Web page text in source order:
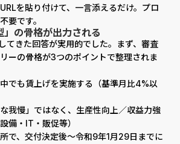
を貼り付けて、一言添えるだけ。プロ
要です。
の骨格が出力される
てきた回答が実用的でした。まず、審査
ーの骨格が3つのポイントで整理されま
でも賃上げを実施する（基準月比4%以
我慢」ではなく、生産性向上／収益力強
備・IT・販促等）
で、交付決定後〜令和9年1月29日までに